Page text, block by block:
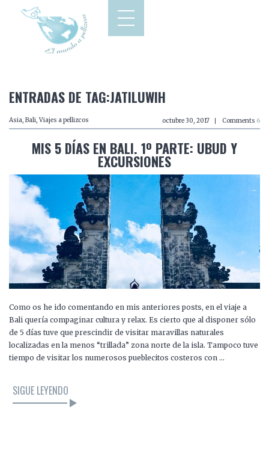
ENTRADAS DE TAG:JATILUWIH
Asia, Bali, Viajes a pellizcos octubre 30, 2017 Comments 6
MIS 5 DÍAS EN BALI. 1º PARTE: UBUD Y
EXCURSIONES
Como os he ido comentando en mis anteriores posts, en el viaje a
Bali quería compaginar cultura y relax. Es cierto que al disponer sólo
de 5 días tuve que prescindir de visitar maravillas naturales
localizadas en la menos “trillada” zona norte de la isla. Tampoco tuve
tiempo de visitar los numerosos pueblecitos costeros con …
SIGUE LEYENDO